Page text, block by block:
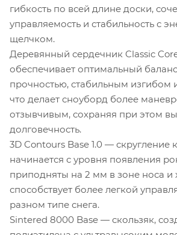
гибкость по всей длине доски,
управляемость и стабильность с
щелчком.
Деревянный сердечник Classic
обеспечивает оптимальный
прочностью, стабильным изгибом
что делает сноуборд более
отзывчивым, сохраняя при этом
долговечность.
3D Contours Base 1.0 — скругление
начинается с уровня появления
приподняты на 2 мм в зоне носа и
способствует более легкой
разном типе снега.
Sintered 8000 Base — скользяк,